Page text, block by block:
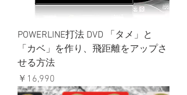
POWERLINE打法 DVD 「タメ」と
「カベ」を作り、飛距離をアップさ
せる方法
価格
￥16,990